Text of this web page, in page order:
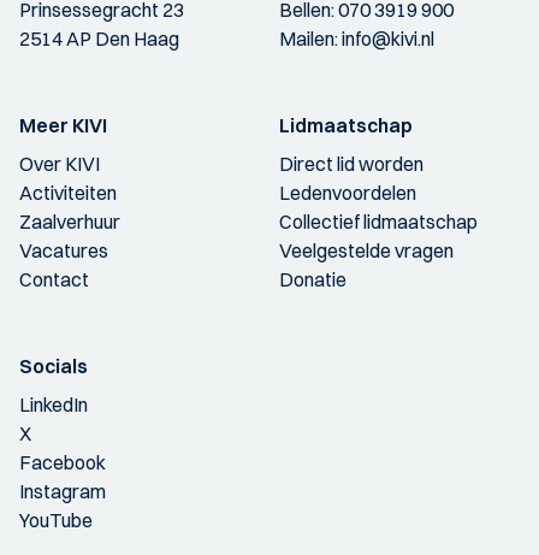
Prinsessegracht 23
2514 AP Den Haag
Bellen:070 3919 900
Mailen:info@kivi.nl
Meer KIVI
Over KIVI
Activiteiten
Zaalverhuur
Vacatures
Contact
Lidmaatschap
Direct lid worden
Ledenvoordelen
Collectief lidmaatschap
Veelgestelde vragen
Donatie
Socials
LinkedIn
X
Facebook
Instagram
YouTube